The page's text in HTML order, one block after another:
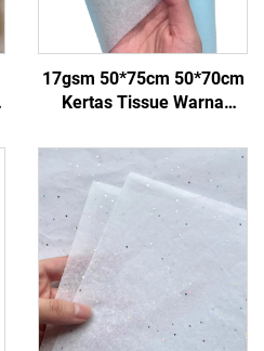
17gsm 50*75cm 50*70cm
Kertas Tissue Warna
Packaging Kertas Tissue
Batu Permata